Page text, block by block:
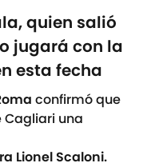
quien salió
jugará con la
esta fecha
confirmó que
Cagliari una
Lionel Scaloni.